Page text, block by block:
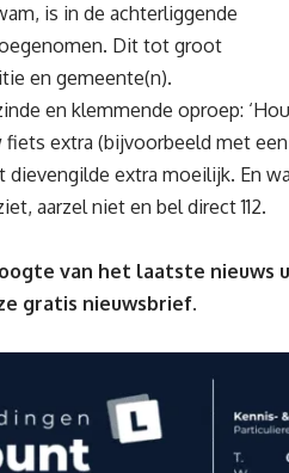
is in de achterliggende
Dit tot groot
en gemeente(n).
en klemmende oproep:
extra (bijvoorbeeld met
dievengilde extra moeilijk. En
aarzel niet en bel direct 112.
van het laatste nieuws
gratis nieuwsbrief.